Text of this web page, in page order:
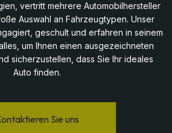
vertritt mehrere Automobilhersteller
Auswahl an Fahrzeugtypen. Unser
geschult und erfahren in seinem
um Ihnen einen ausgezeichneten
sicherzustellen, dass Sie Ihr ideales
Auto finden.
Sie uns